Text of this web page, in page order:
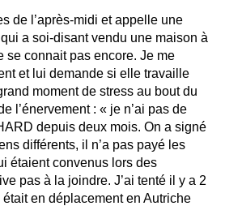
de l’après-midi et appelle une
a soi-disant vendu une maison à
se connait pas encore. Je me
et lui demande si elle travaille
moment de stress au bout du
l’énervement : « je n’ai pas de
depuis deux mois. On a signé
différents, il n’a pas payé les
étaient convenus lors des
pas à la joindre. J’ai tenté il y a 2
était en déplacement en Autriche